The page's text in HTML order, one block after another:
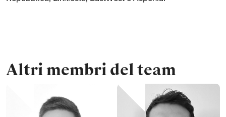
Altri membri del team